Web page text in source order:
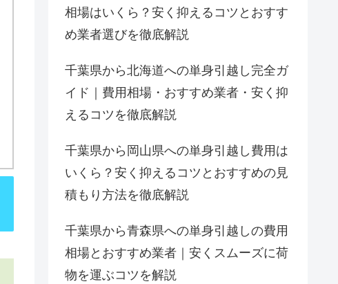
相場はいくら？安く抑えるコツとおすす
め業者選びを徹底解説
千葉県から北海道への単身引越し完全ガ
イド｜費用相場・おすすめ業者・安く抑
えるコツを徹底解説
千葉県から岡山県への単身引越し費用は
いくら？安く抑えるコツとおすすめの見
積もり方法を徹底解説
千葉県から青森県への単身引越しの費用
相場とおすすめ業者｜安くスムーズに荷
物を運ぶコツを解説